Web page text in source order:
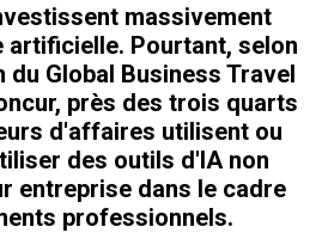
massivement
artificielle. Pourtant, selon
du Global Business Travel
près des trois quarts
d'affaires utilisent ou
des outils d'IA non
entreprise dans le cadre
professionnels.